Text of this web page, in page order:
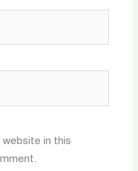
website in this